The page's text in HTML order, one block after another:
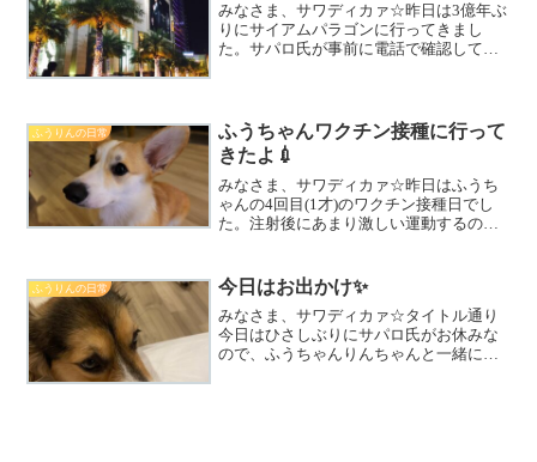
みなさま、サワディカァ☆昨日は3億年ぶ
りにサイアムパラゴンに行ってきまし
た。サパロ氏が事前に電話で確認してく
かせてあげられる場所は...
ふうりんの日常
ふうちゃんワクチン接種に行って
きたよ💉
みなさま、サワディカァ☆昨日はふうち
ゃんの4回目(1才)のワクチン接種日でし
た。注射後にあまり激しい運動するのは
でひと遊びしてから、トンローSoi10(ド
ンキ前)...
ふうりんの日常 今日はお出かけ✨
みなさま、サワディカァ☆タイトル通り
今日はひさしぶりにサパロ氏がお休みな
ので、ふうちゃんりんちゃんと一緒にお